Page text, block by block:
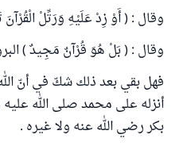
وقال : ( أَوْ زِدْ عَلَيْهِ وَرَتِّلْ الْقُرْآنَ
وقال : ( بَلْ هُوَ قُرْآنٌ مَجِيدٌ )
فهل بقي بعد ذلك شكّ في أنّ
أنزله على محمد صلى الله
بكر رضي الله عنه ولا غيره .